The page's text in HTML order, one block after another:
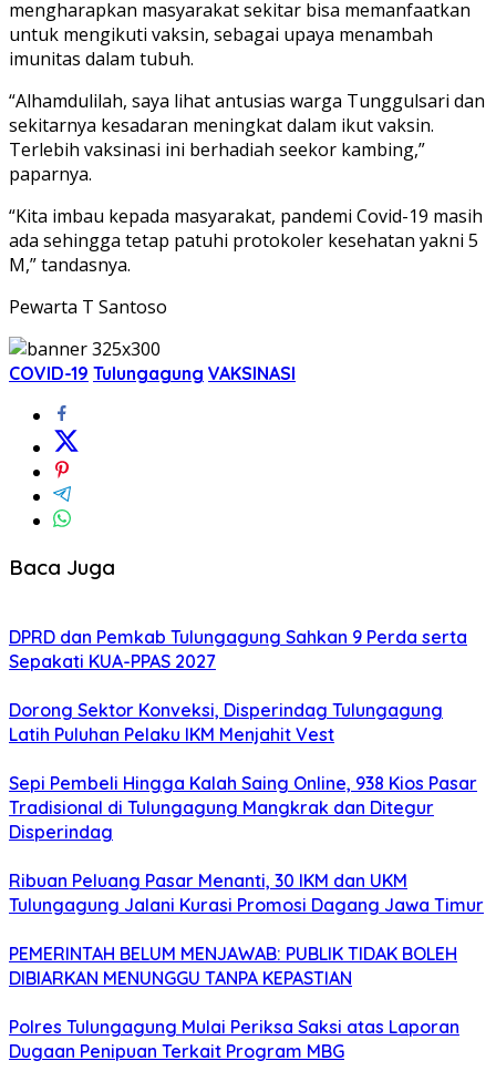
mengharapkan masyarakat sekitar bisa memanfaatkan
untuk mengikuti vaksin, sebagai upaya menambah
imunitas dalam tubuh.
“Alhamdulilah, saya lihat antusias warga Tunggulsari dan
sekitarnya kesadaran meningkat dalam ikut vaksin.
Terlebih vaksinasi ini berhadiah seekor kambing,”
paparnya.
“Kita imbau kepada masyarakat, pandemi Covid-19 masih
ada sehingga tetap patuhi protokoler kesehatan yakni 5
M,” tandasnya.
Pewarta T Santoso
COVID-19 Tulungagung VAKSINASI
Baca Juga
DPRD dan Pemkab Tulungagung Sahkan 9 Perda serta
Sepakati KUA-PPAS 2027
Dorong Sektor Konveksi, Disperindag Tulungagung
Latih Puluhan Pelaku IKM Menjahit Vest
Sepi Pembeli Hingga Kalah Saing Online, 938 Kios Pasar
Tradisional di Tulungagung Mangkrak dan Ditegur
Disperindag
Ribuan Peluang Pasar Menanti, 30 IKM dan UKM
Tulungagung Jalani Kurasi Promosi Dagang Jawa Timur
PEMERINTAH BELUM MENJAWAB: PUBLIK TIDAK BOLEH
DIBIARKAN MENUNGGU TANPA KEPASTIAN
Polres Tulungagung Mulai Periksa Saksi atas Laporan
Dugaan Penipuan Terkait Program MBG